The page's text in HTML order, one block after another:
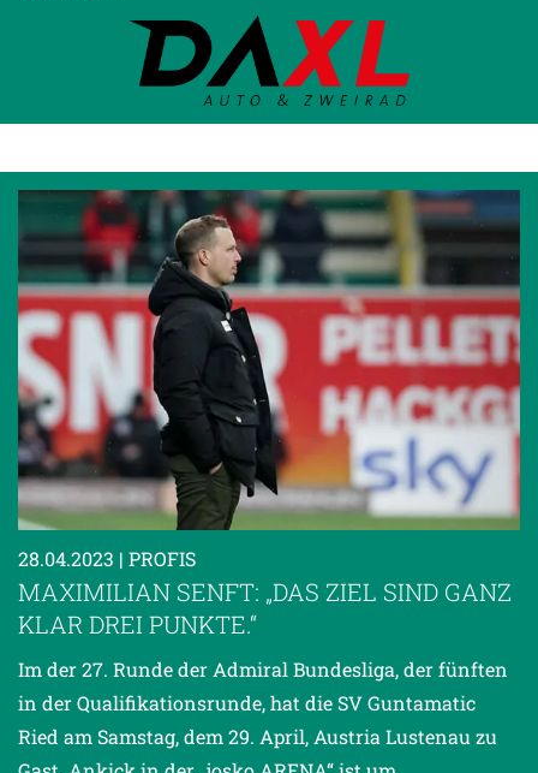
28.04.2023 | PROFIS
MAXIMILIAN SENFT: „DAS ZIEL SIND GANZ
KLAR DREI PUNKTE.“
Im der 27. Runde der Admiral Bundesliga, der fünften
in der Qualifikationsrunde, hat die SV Guntamatic
Ried am Samstag, dem 29. April, Austria Lustenau zu